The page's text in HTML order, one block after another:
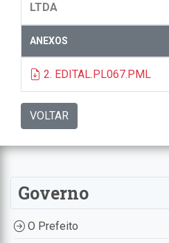
LTDA
ANEXOS
2. EDITAL.PL067.PML
VOLTAR
Governo
O Prefeito